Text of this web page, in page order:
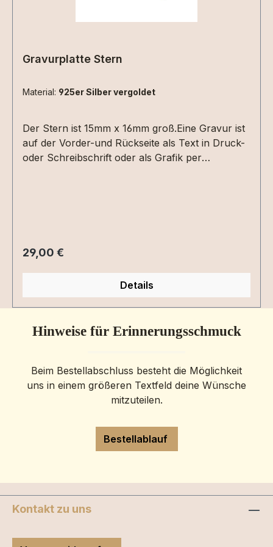
Gravurplatte Stern
Material: 925er Silber vergoldet
Der Stern ist 15mm x 16mm groß.Eine Gravur ist
auf der Vorder-und Rückseite als Text in Druck-
oder Schreibschrift oder als Grafik per
Regulärer Preis:
29,00 €
Details
Hinweise für Erinnerungsschmuck
Beim Bestellabschluss besteht die Möglichkeit
uns in einem größeren Textfeld deine Wünsche
mitzuteilen.
Bestellablauf
Kontakt zu uns